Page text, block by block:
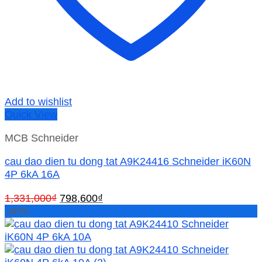
Add to wishlist
Quick View
MCB Schneider
cau dao dien tu dong tat A9K24416 Schneider iK60N
4P 6kA 16A
1,331,000₫ Giá
là:
1,331,000₫.
798,600₫
tại
798,600₫.
-40%